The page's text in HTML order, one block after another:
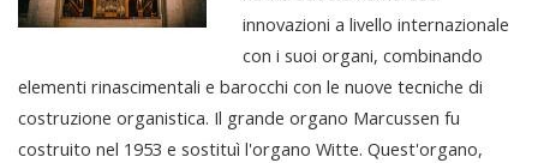
innovazioni a livello internazionale
con i suoi organi, combinando
elementi rinascimentali e barocchi con le nuove tecniche di
costruzione organistica. Il grande organo Marcussen fu
costruito nel 1953 e sostituì l'organo Witte. Quest'organo,